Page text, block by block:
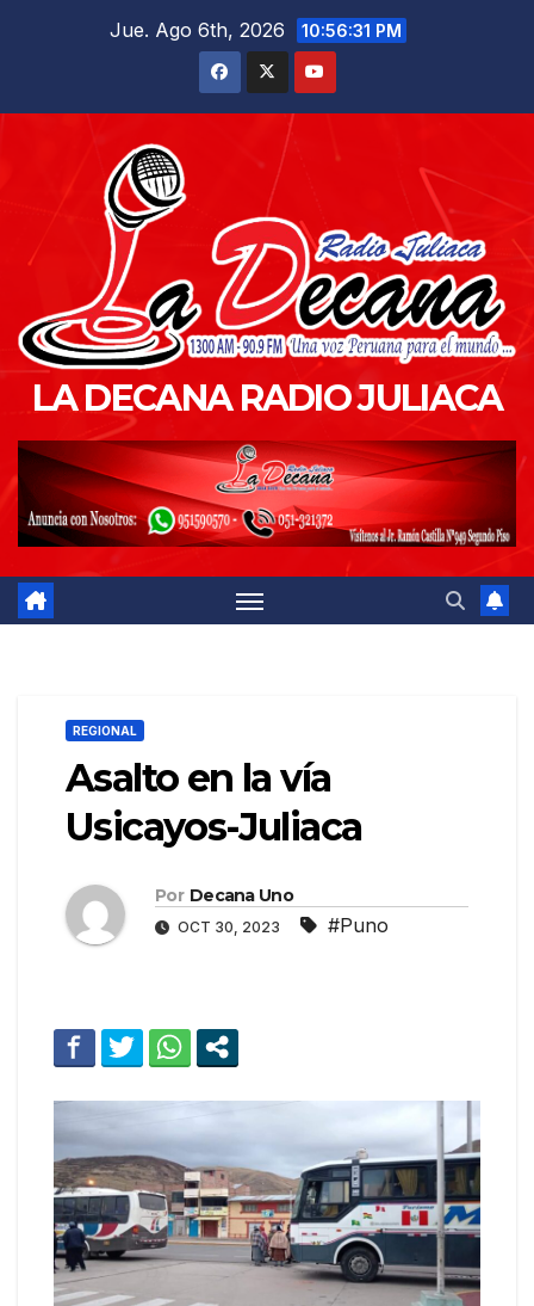
Jue. Ago 6th, 2026 10:56:32 PM
LA DECANA RADIO JULIACA
REGIONAL
Asalto en la vía
Usicayos-Juliaca
Por Decana Uno
OCT 30, 2023 #Puno